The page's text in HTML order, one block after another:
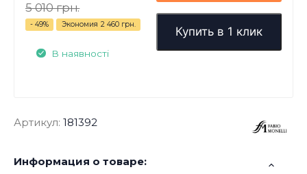
5 010 грн.
- 49% Экономия 2 460 грн.
В наявності
Купить в 1 клик
Артикул: 181392
Информация о товаре: